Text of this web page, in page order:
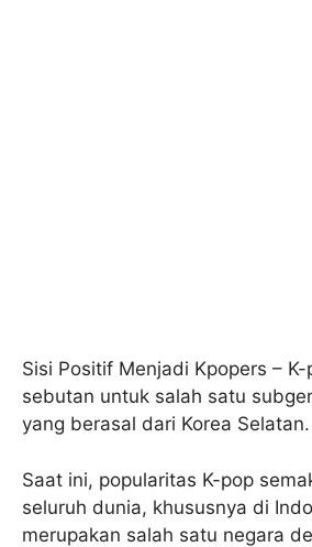
Sisi Positif Menjadi Kpopers –
sebutan untuk salah satu
yang berasal dari Korea Selatan.
Saat ini, popularitas K-pop
seluruh dunia, khususnya di
merupakan salah satu negara